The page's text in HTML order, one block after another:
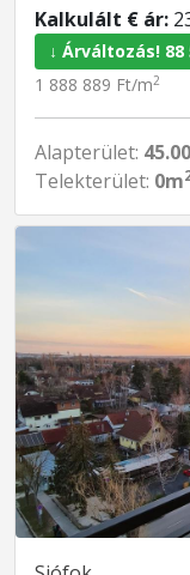
Kalkulált € ár:
↓ Árváltozás! 88
1 888 889 Ft/m2
Alapterület:
Telekterület: 0m